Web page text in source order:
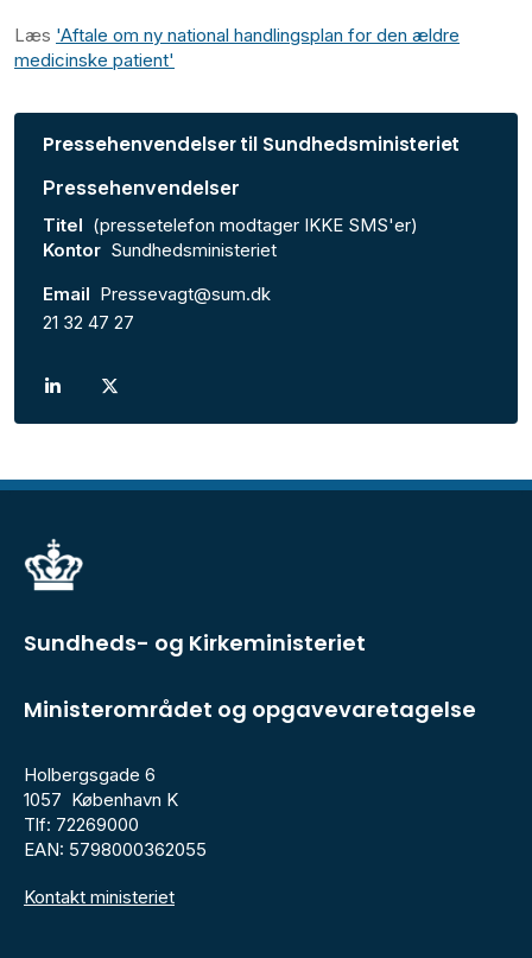
Læs 'Aftale om ny national handlingsplan for den ældre
medicinske patient'
Pressehenvendelser til Sundhedsministeriet
Pressehenvendelser
Titel (pressetelefon modtager IKKE SMS'er)
Kontor Sundhedsministeriet
Email Pressevagt@sum.dk
21 32 47 27
Sundheds- og Kirkeministeriet
Ministerområdet og opgavevaretagelse
Holbergsgade 6
1057 København K
Tlf: 72269000
EAN: 5798000362055
Kontakt ministeriet